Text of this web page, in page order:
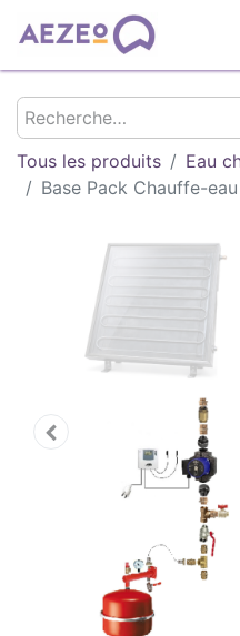
Tous les produits
Eau
Base Pack Chauffe-